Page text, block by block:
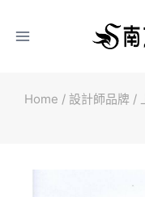
Home / 設計師品牌 /